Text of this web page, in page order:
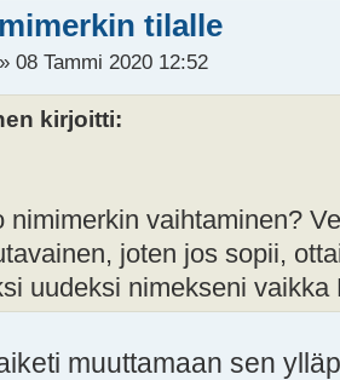
tilalle
08 Tammi 2020 12:52
kirjoitti:
nimimerkin vaihtaminen?
joten jos sopii,
uudeksi nimekseni vaikka
muuttamaan sen